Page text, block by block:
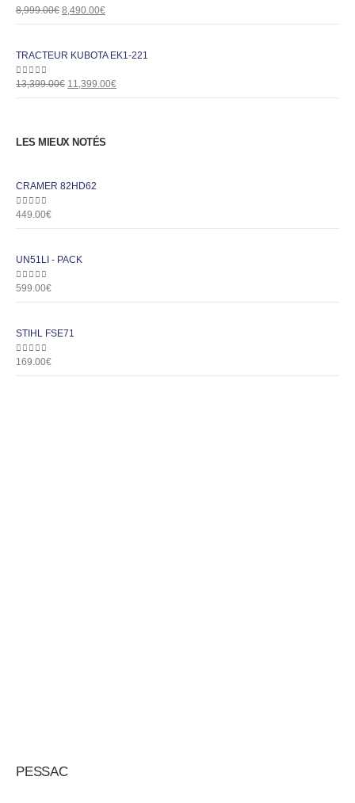
0out of 5
8,999.00€ 8,490.00€
TRACTEUR KUBOTA EK1-221
0out of 5
13,399.00€ 11,399.00€
LES MIEUX NOTÉS
CRAMER 82HD62
0out of 5
449.00€
UN51LI - PACK
0out of 5
599.00€
STIHL FSE71
0out of 5
169.00€
PESSAC